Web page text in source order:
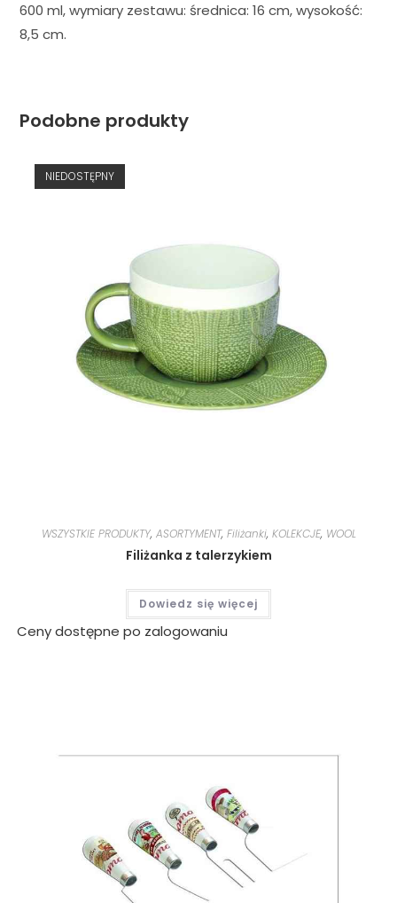
600 ml, wymiary zestawu: średnica: 16 cm, wysokość:
8,5 cm.
Podobne produkty
NIEDOSTĘPNY
WSZYSTKIE PRODUKTY, ASORTYMENT, Filiżanki, KOLEKCJE, WOOL
Filiżanka z talerzykiem
Dowiedz się więcej
Ceny dostępne po zalogowaniu